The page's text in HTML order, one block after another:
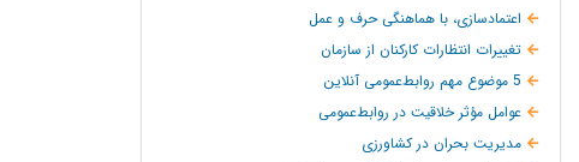
اعتمادسازی، با هماهنگی حرف و عمل
تغییرات انتظارات کارکنان از سازمان
5 موضوع مهم روابط‌عمومی آنلاین
عوامل مؤثر خلاقیت در روابط‌عمومی
مدیریت بحران در کشاورزی